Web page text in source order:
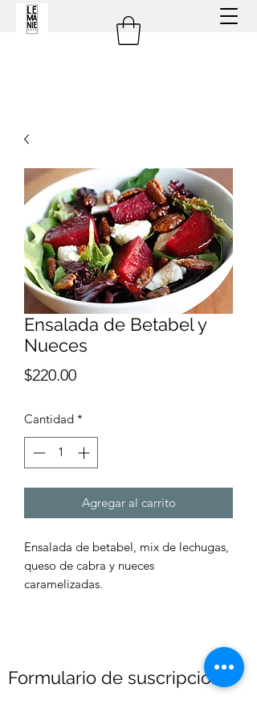
Ensalada de Betabel y
Nueces
$220.00Precio
Cantidad *
Agregar al carrito
Ensalada de betabel, mix de lechugas,
queso de cabra y nueces
caramelizadas.
Formulario de suscripción